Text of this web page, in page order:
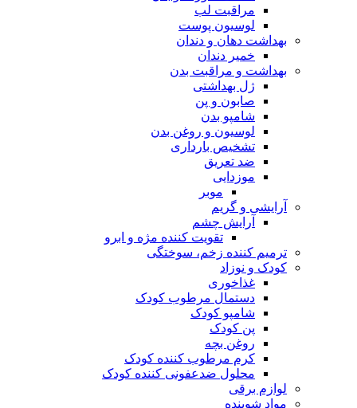
مراقبت لب
لوسیون پوست
بهداشت دهان و دندان
خمیر دندان
بهداشت و مراقبت بدن
ژل بهداشتی
صابون و پن
شامپو بدن
لوسیون و روغن بدن
تشخیص بارداری
ضد تعریق
موزدایی
آرایشی و گریم
آرایش چشم
تقویت کننده مژه و ابرو
ترمیم کننده زخم، سوختگی
کودک و نوزاد
غذاخوری
دستمال مرطوب کودک
شامپو کودک
پن کودک
روغن بچه
کرم مرطوب کننده کودک
محلول ضدعفونی کننده کودک
لوازم برقی
مواد شوینده